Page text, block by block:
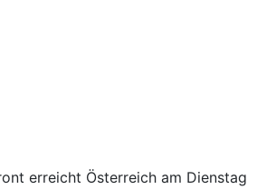
erreicht Österreich am Dienstag